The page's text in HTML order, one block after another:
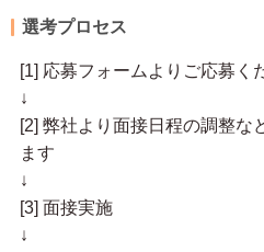
選考プロセス
[1] 応募フォームよりご応募く
↓
[2] 弊社より面接日程の調整な
ます
↓
[3] 面接実施
↓